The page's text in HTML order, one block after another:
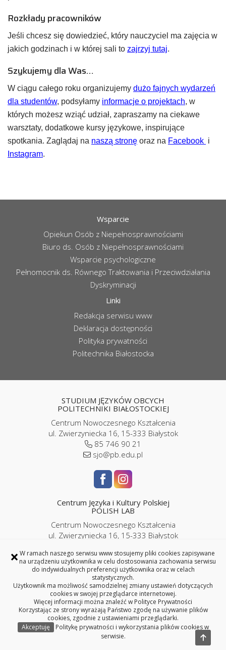
× W ramach naszego serwisu www stosujemy pliki cookies zapisywane
na urządzeniu użytkownika w celu dostosowania zachowania serwisu
do indywidualnych preferencji użytkownika oraz w celach
statystycznych.
Użytkownik ma możliwość samodzielnej zmiany ustawień dotyczących
cookies w swojej przeglądarce internetowej.
Więcej informacji można znaleźć w Polityce Prywatności
Korzystając ze strony wyrażają Państwo zgodę na używanie plików
cookies, zgodnie z ustawieniami przeglądarki.
Akceptuję
Politykę prywatności i wykorzystania plików cookies w
serwisie.
Rozkłady pracowników
Jeśli chcesz się dowiedzieć, który nauczyciel ma zajęcia w
jakich godzinach i w której sali to zajrzyj tutaj.
Szykujemy dla Was…
W ciągu całego roku organizujemy dużo fajnych wydarzeń
dla studentów, podsyłamy informacje o projektach, w
których możesz wziąć udział, zapraszamy na ciekawe
warsztaty, dodatkowe kursy językowe, inspirujące
spotkania. Zaglądaj na naszą stronę oraz na Facebook i
Instagram.
Wsparcie
Opiekun Osób z Niepełnosprawnościami
Biuro ds. Osób z Niepełnosprawnościami
Wsparcie psychologiczne
Pełnomocnik ds. Równego Traktowania i Przeciwdziałania
Dyskryminacji
Linki
Redakcja serwisu www
Deklaracja dostępności
Polityka prywatności
Politechnika Białostocka
STUDIUM JĘZYKÓW OBCYCH
POLITECHNIKI BIAŁOSTOCKIEJ
Centrum Nowoczesnego Kształcenia
ul. Zwierzyniecka 16, 15-333 Białystok
85 746 90 21
sjo@pb.edu.pl
Centrum Języka i Kultury Polskiej
POLISH LAB
Centrum Nowoczesnego Kształcenia
ul. Zwierzyniecka 16, 15-333 Białystok
85 746 9143 | 786 989 286
iplc@pb.edu.pl |
kursypl@pb.edu.pl
Copyright © 2026 Politechnika Białostocka